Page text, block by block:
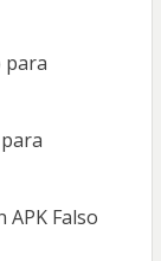
para
APK Falso